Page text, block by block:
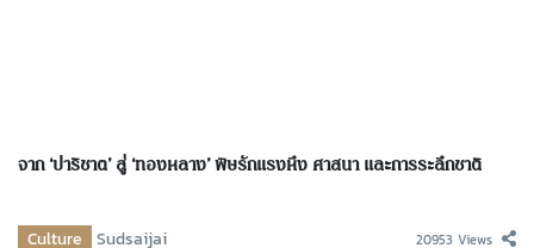
จาก ‘ปาริชาต’ สู่ ‘ทองหลาง’ พิษรักแรงหึง ศาสนา และการระลึกชาติ
Culture Sudsaijai 20953 Views